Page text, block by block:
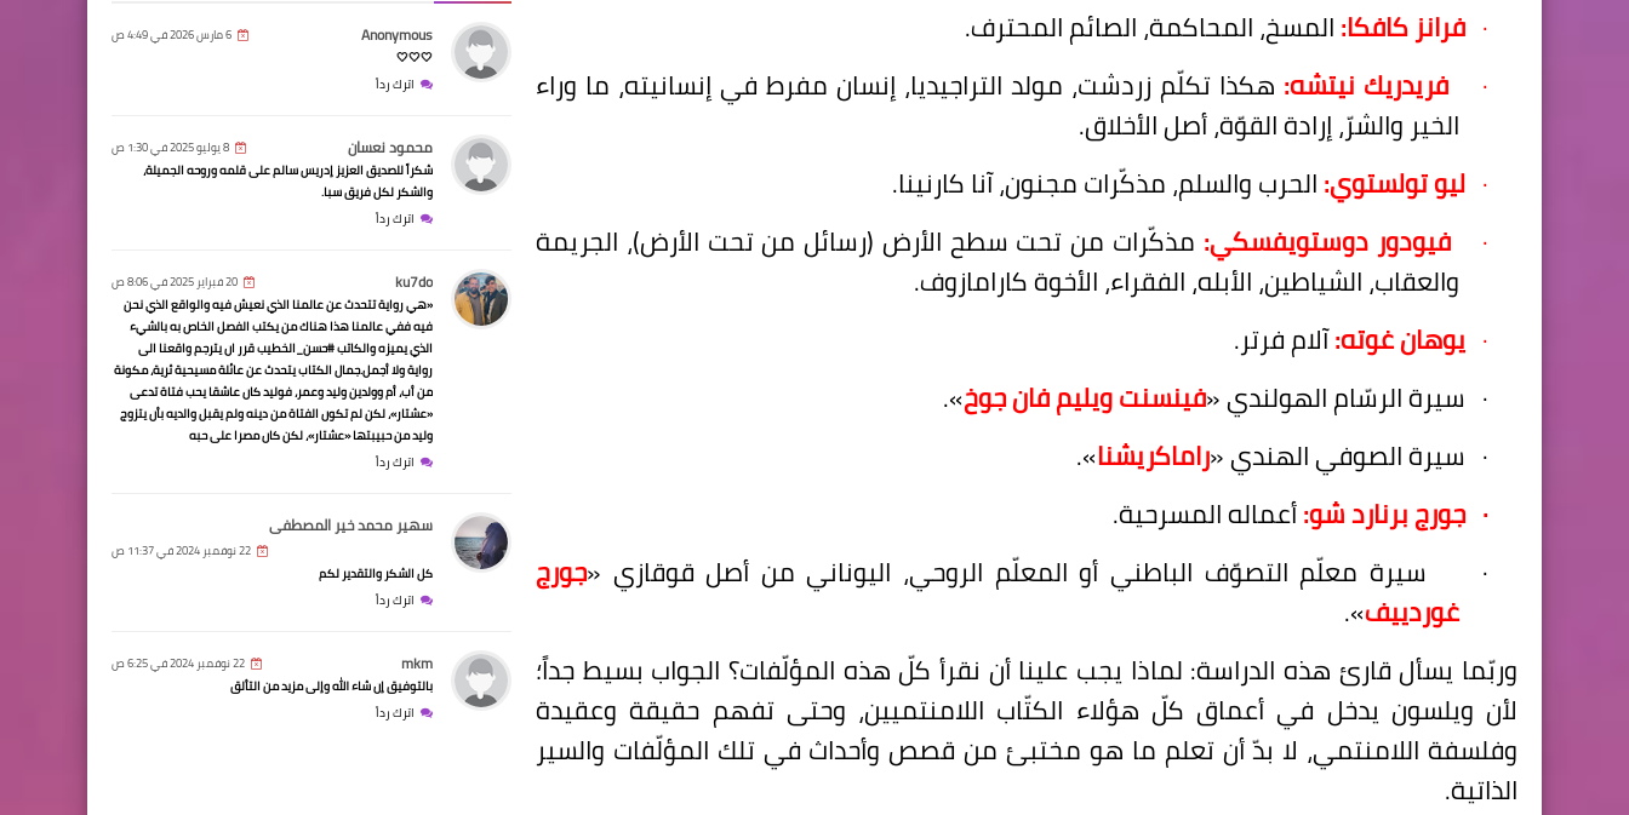
· فرانز كافكا:المسخ، المحاكمة، الصائم المحترف.
·
فريدريك نيتشه: هكذا تكلّم زردشت، مولد التراجيديا، إنسان مفرط في إنسانيته، ما وراء
الخير والشرّ، إرادة القوّة، أصل الأخلاق.
· ليو تولستوي:الحرب والسلم، مذكّرات مجنون، آنا كارنينا.
·
فيودور دوستويفسكي: مذكّرات من تحت سطح الأرض (رسائل من تحت الأرض)، الجريمة
والعقاب، الشياطين، الأبله، الفقراء، الأخوة كارامازوف.
· يوهان غوته:آلام فرتر.
· سيرة الرسّام الهولندي«فينسنت ويليم فان جوخ»
.
· سيرة الصوفي الهندي«راماكريشنا»
.
· جورج برنارد شو:أعماله المسرحية.
·
سيرة معلّم التصوّف الباطني أو المعلّم الروحي، اليوناني من أصل قوقازي «جورج
غوردييف»
.
وربّما يسأل قارئ هذه الدراسة: لماذا يجب علينا أن نقرأ كلّ هذه المؤلّفات؟ الجواب بسيط جداً؛
لأن ويلسون يدخل في أعماق كلّ هؤلاء الكتّاب اللامنتميين، وحتى تفهم حقيقة وعقيدة
وفلسفة اللامنتمي، لا بدّ أن تعلم ما هو مختبئ من قصص وأحداث في تلك المؤلّفات والسير
الذاتية.
Anonymous 6 مارس 2026 في 4:49 ص
🤍🤍🤍
اترك رداً
محمود نعسان 8 يوليو 2025 في 1:30 ص
شكراً للصديق العزيز إدريس سالم على قلمه وروحه الجميلة،
والشكر لكل فريق سبا.
اترك رداً
ku7do 20 فبراير 2025 في 8:06 ص
«هي رواية تتحدث عن عالمنا الذي نعيش فيه والواقع الذي نحن
فيه ففي عالمنا هذا هناك من يكتب الفصل الخاص به بالشيء
الذي يميزه والكاتب #حسن_الخطيب قرر ان يترجم واقعنا الى
رواية ولا أجمل.جمال الكتاب يتحدث عن عائلة مسيحية ثرية، مكونة
من أب، أم وولدين وليد وعمر، فوليد كان عاشقا يحب فتاة تدعى
«عشتار»، لكن لم تكون الفتاة من دينه ولم يقبل والديه بأن يتزوج
وليد من حبيبتها «عشتار»، لكن كان مصرا على حبه
اترك رداً
سهير محمد خير المصطفى
22 نوفمبر 2024 في 11:37 ص
كل الشكر والتقدير لكم
اترك رداً
mkm 22 نوفمبر 2024 في 6:25 ص
بالتوفيق إن شاء الله وإلى مزيد من التألق
اترك رداً